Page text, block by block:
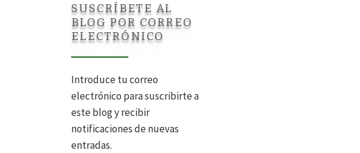
SUSCRÍBETE AL
BLOG POR CORREO
ELECTRÓNICO
Introduce tu correo
electrónico para suscribirte a
este blog y recibir
notificaciones de nuevas
entradas.